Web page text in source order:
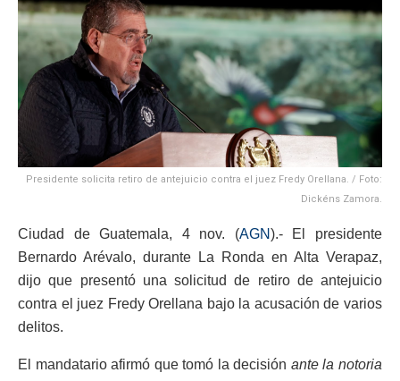
Presidente solicita retiro de antejuicio contra el juez Fredy Orellana. / Foto:
Dickéns Zamora.
Ciudad de Guatemala, 4 nov. (AGN).- El presidente
Bernardo Arévalo, durante La Ronda en Alta Verapaz,
dijo que presentó una solicitud de retiro de antejuicio
contra el juez Fredy Orellana bajo la acusación de varios
delitos.
El mandatario afirmó que tomó la decisión ante la notoria